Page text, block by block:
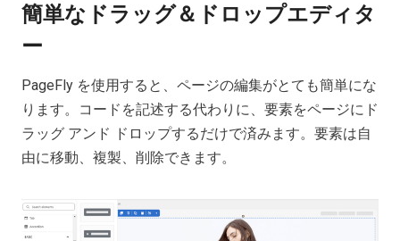
簡単なドラッグ＆ドロップエディタ
ー
PageFly を使用すると、ページの編集がとても簡単にな
ります。コードを記述する代わりに、要素をページにド
ラッグ アンド ドロップするだけで済みます。要素は自
由に移動、複製、削除できます。